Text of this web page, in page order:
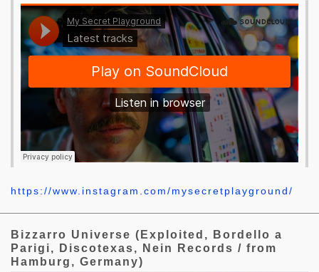
https://www.instagram.com/mysecretplayground/
Bizzarro Universe (Exploited, Bordello a
Parigi, Discotexas, Nein Records / from
Hamburg, Germany)